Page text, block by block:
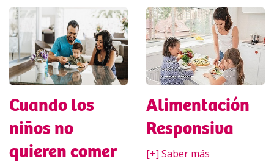
Cuando los
niños no
quieren comer
Alimentación
Responsiva
[+] Saber más